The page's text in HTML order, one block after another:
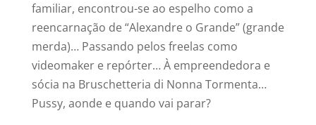
familiar, encontrou-se ao espelho como a
reencarnação de “Alexandre o Grande” (grande
merda)… Passando pelos freelas como
videomaker e repórter… À empreendedora e
sócia na Bruschetteria di Nonna Tormenta…
Pussy, aonde e quando vai parar?